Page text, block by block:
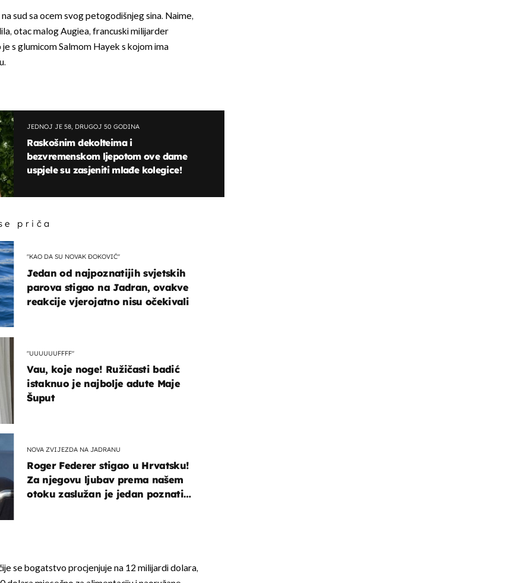
sud sa ocem svog petogodišnjeg sina. Naime,
otac malog Augiea, francuski milijarder
s glumicom Salmom Hayek s kojom ima
JEDNOJ JE 58, DRUGOJ 50 GODINA
Raskošnim dekolteima i
bezvremenskom ljepotom ove dame
uspjele su zasjeniti mlađe kolegice!
priča
"KAO DA SU NOVAK ĐOKOVIĆ"
Jedan od najpoznatijih svjetskih
parova stigao na Jadran, ovakve
reakcije vjerojatno nisu očekivali
"UUUUUUFFFF"
Vau, koje noge! Ružičasti badić
istaknuo je najbolje adute Maje
Šuput
NOVA ZVIJEZDA NA JADRANU
Roger Federer stigao u Hrvatsku!
Za njegovu ljubav prema našem
otoku zaslužan je jedan poznati
se bogatstvo procjenjuje na 12 milijardi dolara,